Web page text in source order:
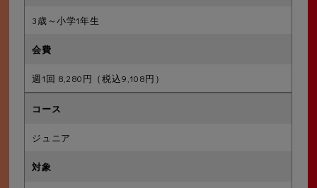
3歳～小学1年生
週1回 8,280円（税込9,108円）
ジュニア